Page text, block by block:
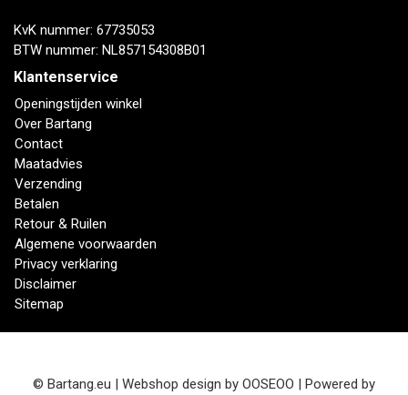
KvK nummer: 67735053
BTW nummer: NL857154308B01
Klantenservice
Openingstijden winkel
Over Bartang
Contact
Maatadvies
Verzending
Betalen
Retour & Ruilen
Algemene voorwaarden
Privacy verklaring
Disclaimer
Sitemap
© Bartang.eu | Webshop design by OOSEOO | Powered by